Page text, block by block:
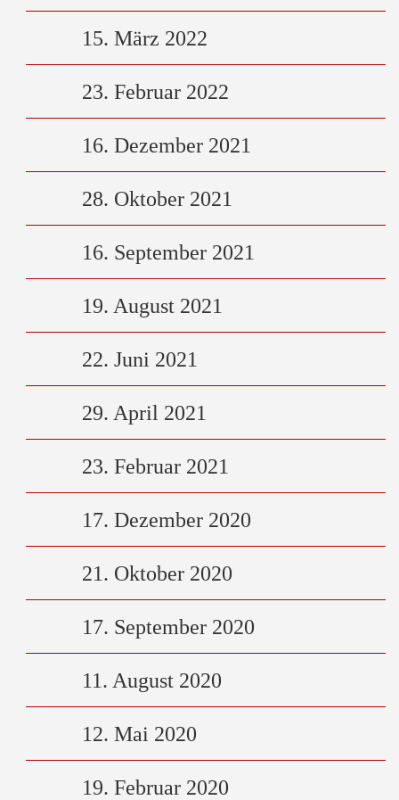
15. März 2022
23. Februar 2022
16. Dezember 2021
28. Oktober 2021
16. September 2021
19. August 2021
22. Juni 2021
29. April 2021
23. Februar 2021
17. Dezember 2020
21. Oktober 2020
17. September 2020
11. August 2020
12. Mai 2020
19. Februar 2020